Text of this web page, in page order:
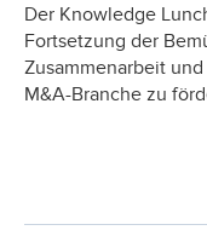
Der Knowledge
Fortsetzung der
Zusammenarbeit
M&A-Branche zu